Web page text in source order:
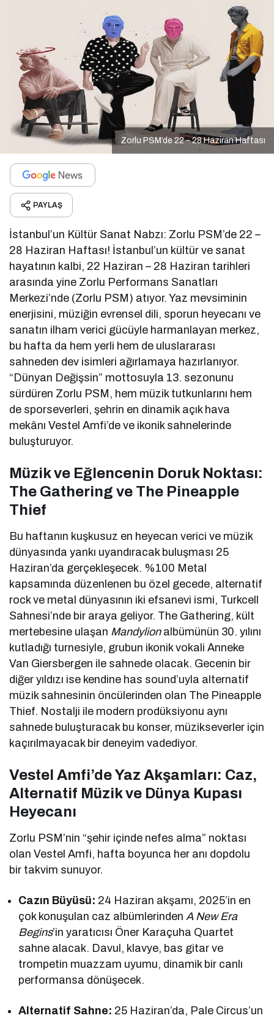
Zorlu PSM’de 22 – 28 Haziran Haftası
PAYLAŞ
İstanbul’un Kültür Sanat Nabzı: Zorlu PSM’de 22 –
28 Haziran Haftası! İstanbul’un kültür ve sanat
hayatının kalbi, 22 Haziran – 28 Haziran tarihleri
arasında yine Zorlu Performans Sanatları
Merkezi’nde (Zorlu PSM) atıyor. Yaz mevsiminin
enerjisini, müziğin evrensel dili, sporun heyecanı ve
sanatın ilham verici gücüyle harmanlayan merkez,
bu hafta da hem yerli hem de uluslararası
sahneden dev isimleri ağırlamaya hazırlanıyor.
“Dünyan Değişsin” mottosuyla 13. sezonunu
sürdüren Zorlu PSM, hem müzik tutkunlarını hem
de sporseverleri, şehrin en dinamik açık hava
mekânı Vestel Amfi’de ve ikonik sahnelerinde
buluşturuyor.
Müzik ve Eğlencenin Doruk Noktası:
The Gathering ve The Pineapple
Thief
Bu haftanın kuşkusuz en heyecan verici ve müzik
dünyasında yankı uyandıracak buluşması 25
Haziran’da gerçekleşecek. %100 Metal
kapsamında düzenlenen bu özel gecede, alternatif
rock ve metal dünyasının iki efsanevi ismi, Turkcell
Sahnesi’nde bir araya geliyor. The Gathering, kült
mertebesine ulaşan Mandylionalbümünün 30. yılını
kutladığı turnesiyle, grubun ikonik vokali Anneke
Van Giersbergen ile sahnede olacak. Gecenin bir
diğer yıldızı ise kendine has sound’uyla alternatif
müzik sahnesinin öncülerinden olan The Pineapple
Thief. Nostalji ile modern prodüksiyonu aynı
sahnede buluşturacak bu konser, müzikseverler için
kaçırılmayacak bir deneyim vadediyor.
Vestel Amfi’de Yaz Akşamları: Caz,
Alternatif Müzik ve Dünya Kupası
Heyecanı
Zorlu PSM’nin “şehir içinde nefes alma” noktası
olan Vestel Amfi, hafta boyunca her anı dopdolu
bir takvim sunuyor.
Cazın Büyüsü: 24 Haziran akşamı, 2025’in en
çok konuşulan caz albümlerindenA New Era
Begins’in yaratıcısı Öner Karaçuha Quartet
sahne alacak. Davul, klavye, bas gitar ve
trompetin muazzam uyumu, dinamik bir canlı
performansa dönüşecek.
Alternatif Sahne: 25 Haziran’da, Pale Circus’un